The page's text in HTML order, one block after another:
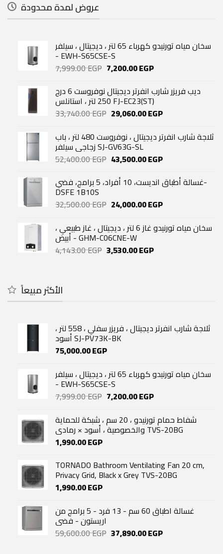
عروض لمدة محدودة
سخان مياه تورنيدو كهرباء 65 لتر ، ديجيتال ، سيلفر
- EWH-S65CSE-S
7,999.00EGP Original
was:
7,999.00 EGP.
7,200.00EGPCurrent
is:
7,200.00 EGP.
ديب فريزر شارب انفرتر ديجيتال نوفروست 6 درج
250 لتر ، استانلس FJ-EC23(ST)
33,740.00EGP Original
was:
33,740.00 EGP.
29,060.00EGPCurrent
is:
29,060.00 EGP.
ثلاجة شارب انفرتر ديجيتال ، نوفروست 480 لتر ، باب
زجاجي سيلفر SJ-GV63G-SL
52,400.00EGP Original
was:
52,400.00 EGP.
43,500.00EGPCurrent
is:
43,500.00 EGP.
غسالة أطباق انديست، 10 أفراد، 5 برامج، فضي-
DSFE 1B10S
32,500.00EGP Original
was:
32,500.00 EGP.
24,000.00EGPCurrent
is:
24,000.00 EGP.
سخان مياه تورنيدو غاز 6 لتر ، ديجيتال ، غاز طبيعي ،
أبيض - GHM-C06CNE-W
4,143.00EGP Original
3,530.00EGPCurrent
الأكثر مبيعاً
ثلاجة شارب انفرتر ديجيتال ، فريزر سفلي ، 558 لتر ،
أسود SJ-PV73K-BK
75,000.00EGP
سخان مياه تورنيدو كهرباء 65 لتر ، ديجيتال ، سيلفر
- EWH-S65CSE-S
7,999.00EGP Original
was:
7,999.00 EGP.
7,200.00EGPCurrent
is:
7,200.00 EGP.
شفاط حمام تورنيدو ، 20 سم ، شبكة للحماية
والخصوصية ، أسود × رمادي TVS-20BG
1,990.00EGP
TORNADO Bathroom Ventilating Fan 20 cm,
Privacy Grid, Black x Grey TVS-20BG
1,990.00EGP
غسالة اطباق 60 سم - 13 فرد - 5 برامج من
اريستون - فضى
59,600.00EGP Original
37,890.00EGPCurrent